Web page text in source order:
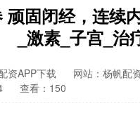
顽固闭经，连续
_激素_子宫_治
资APP下载 网站：杨帆配
查看：150